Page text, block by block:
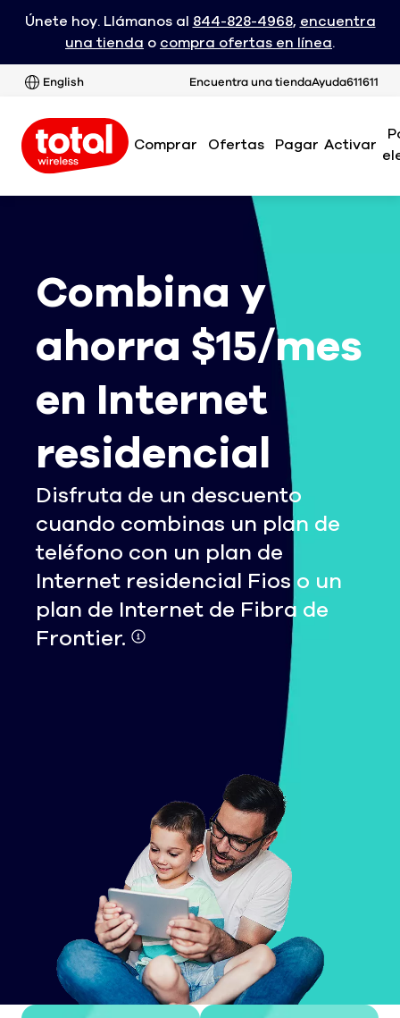
Únete hoy. Llámanos al 844-828-4968, encuentra
una tienda o compra ofertas en línea.
English Encuentra una tiendaAyuda611611
Comprar Ofertas Pagar Activar
Combina y
ahorra $15/mes
en Internet
residencial
Disfruta de un descuento
cuando combinas un plan de
teléfono con un plan de
Internet residencial Fios o un
plan de Internet de Fibra de
Frontier.